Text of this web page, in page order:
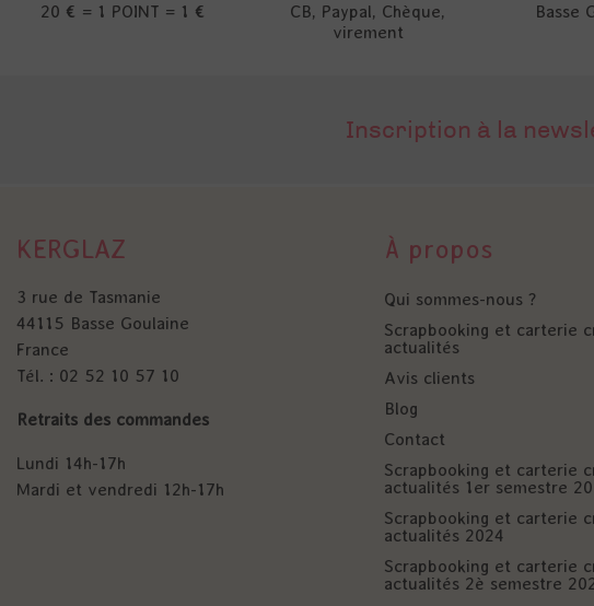
20 € = 1 POINT = 1 €
CB, Paypal, Chèque,
virement
Basse
Inscription à la
KERGLAZ
3 rue de Tasmanie
44115 Basse Goulaine
France
Tél. : 02 52 10 57 10
Retraits des commandes
Lundi 14h-17h
Mardi et vendredi 12h-17h
À propos
Qui sommes-nous ?
Scrapbooking et carterie
actualités
Avis clients
Blog
Contact
Scrapbooking et carterie
actualités 1er semestre
Scrapbooking et carterie
actualités 2024
Scrapbooking et carterie
actualités 2è semestre